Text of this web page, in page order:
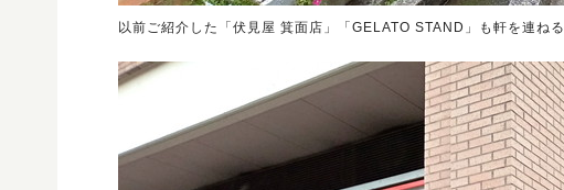
以前ご紹介した「伏見屋 箕面店」「GELATO STAND」も軒を連ね